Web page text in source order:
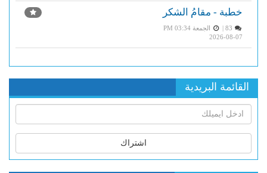
خطبة - مقامُ الشكر
الجمعة PM 03:34
2026-08-07
القائمة البريدية
اشتراك